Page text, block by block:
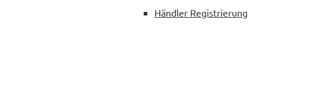
Händler Registrierung